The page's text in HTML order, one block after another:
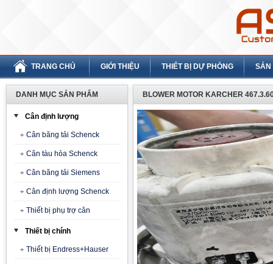
TRANG CHỦ GIỚI THIỆU THIẾT BỊ DỰ PHÒNG SẢN
DANH MỤC SẢN PHẨM
Cân định lượng
Cân băng tải Schenck
Cân tàu hỏa Schenck
Cân băng tải Siemens
Cân định lượng Schenck
Thiết bị phụ trợ cân
Thiết bị chính
Thiết bị Endress+Hauser
BLOWER MOTOR KARCHER